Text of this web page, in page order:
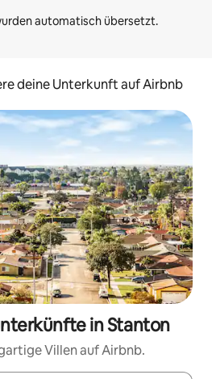
deine Unterkunft auf Airbnb
in Stanton
Villen auf Airbnb.